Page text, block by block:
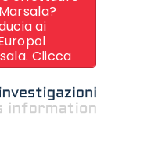
ai
Clicca